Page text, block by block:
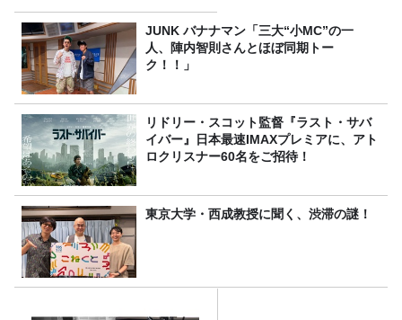
JUNK バナナマン「三大“小MC”の一
人、陣内智則さんとほぼ同期トー
ク！！」
リドリー・スコット監督『ラスト・サバ
イバー』日本最速IMAXプレミアに、アト
ロクリスナー60名をご招待！
東京大学・西成教授に聞く、渋滞の謎！